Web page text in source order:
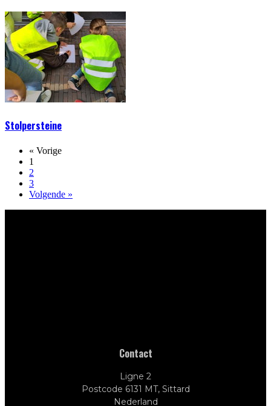
Stolpersteine
« Vorige
1
2
3
Volgende »
Contact
Ligne 2
Postcode 6131 MT, Sittard
Nederland